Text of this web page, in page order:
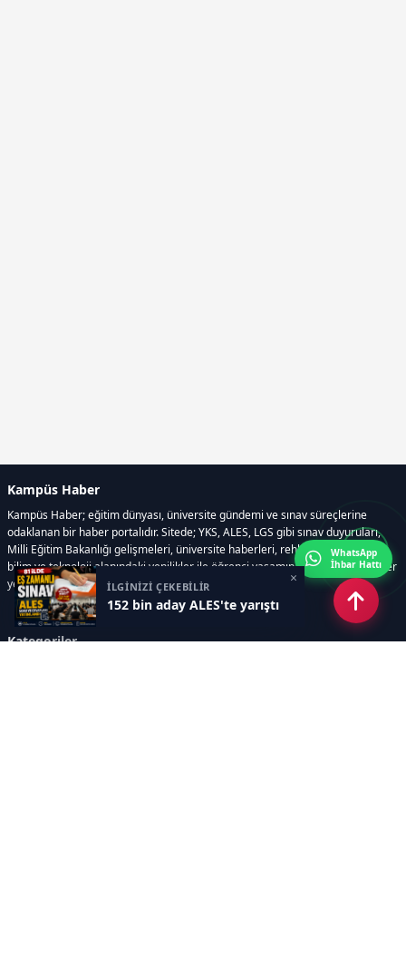
İLGİNİZİ ÇEKEBİLİR
152 bin aday ALES'te yarıştı
×
Kampüs Haber
Kampüs Haber; eğitim dünyası, üniversite gündemi ve sınav süreçlerine
odaklanan bir haber portalıdır. Sitede; YKS, ALES, LGS gibi sınav duyuruları,
Milli Eğitim Bakanlığı gelişmeleri, üniversite haberleri, rehberlik içerikleri,
bilim ve teknoloji alanındaki yenilikler ile öğrenci yaşamına dair güncel bilgiler
yer alır.
Kategoriler
WhatsApp
İhbar Hattı